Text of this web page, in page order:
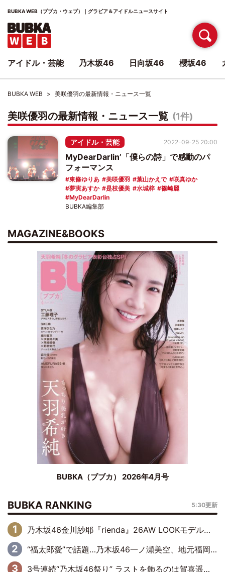
BUBKA WEB（ブブカ・ウェブ）｜グラビア＆アイドルニュースサイト
BUBKA WEB 美咲優羽の最新情報・ニュース一覧
美咲優羽の最新情報・ニュース一覧 (1件)
アイドル・芸能
MyDearDarlin’「僕らの詩」で感動のパ
フォーマンス
東條ゆりあ 美咲優羽 葉山かえで
咲真ゆか
夢実あすか
是枝優美 水城梓
篠崎麗
MyDearDarlin
2022-09-25 20:00
BUBKA編集部
MAGAZINE&BOOKS
BUBKA（ブブカ） 2026年4月号
BUBKA RANKING 5:30更新
乃木坂46金川紗耶『rienda』26AW LOOKモデルに就任
“福太郎愛”で話題…乃木坂46一ノ瀬美空、地元福岡『めんべい25周年トップサポーター』に就任
3号連続“乃木坂46祭り” ラストを飾るのは賀喜遥香…5年ぶりの登場に「5年分大人になった私を見ていただけたら」
アイドル・芸能 乃木坂46 日向坂46 櫻坂46